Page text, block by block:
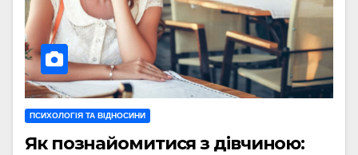
ПСИХОЛОГІЯ ТА ВІДНОСИНИ
Як познайомитися з дівчиною: